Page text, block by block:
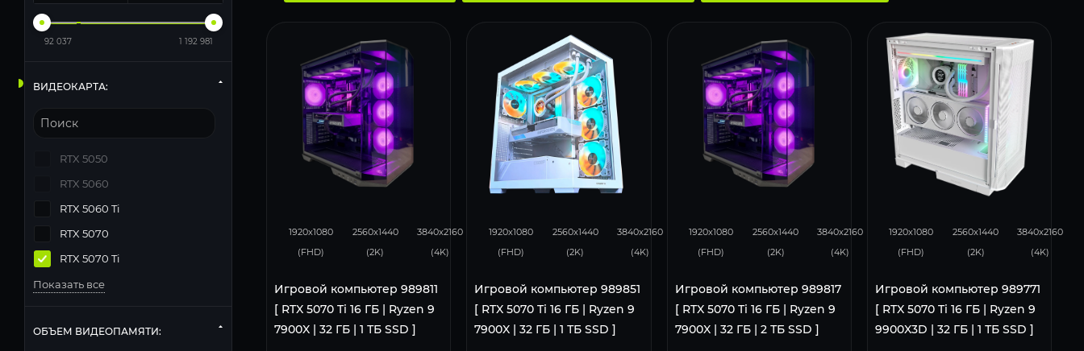
1920x1080
(FHD)
2560x1440
(2K)
3840x2160
(4K)
Игровой компьютер 989811
[ RTX 5070 Ti 16 ГБ | Ryzen 9
7900X | 32 ГБ | 1 ТБ SSD ]
1920x1080
(FHD)
2560x1440
(2K)
3840x2160
(4K)
Игровой компьютер 989851
[ RTX 5070 Ti 16 ГБ | Ryzen 9
7900X | 32 ГБ | 1 ТБ SSD ]
1920x1080
(FHD)
2560x1440
(2K)
3840x2160
(4K)
Игровой компьютер 989817
[ RTX 5070 Ti 16 ГБ | Ryzen 9
7900X | 32 ГБ | 2 ТБ SSD ]
1920x1080
(FHD)
2560x1440
(2K)
3840x2160
(4K)
Игровой компьютер 989771
[ RTX 5070 Ti 16 ГБ | Ryzen 9
9900X3D | 32 ГБ | 1 ТБ SSD ]
92 037 1 192 981
ВИДЕОКАРТА:
RTX 5050
RTX 5060
RTX 5060 Ti
RTX 5070
RTX 5070 Ti
Показать все
ОБЪЕМ ВИДЕОПАМЯТИ: